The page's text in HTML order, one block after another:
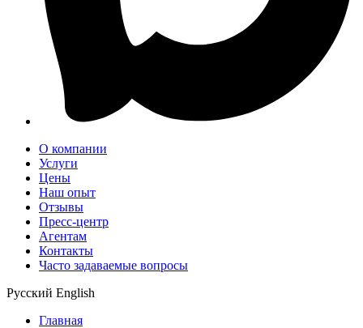
О компании
Услуги
Цены
Наш опыт
Отзывы
Пресс-центр
Агентам
Контакты
Часто задаваемые вопросы
Русский English
Главная